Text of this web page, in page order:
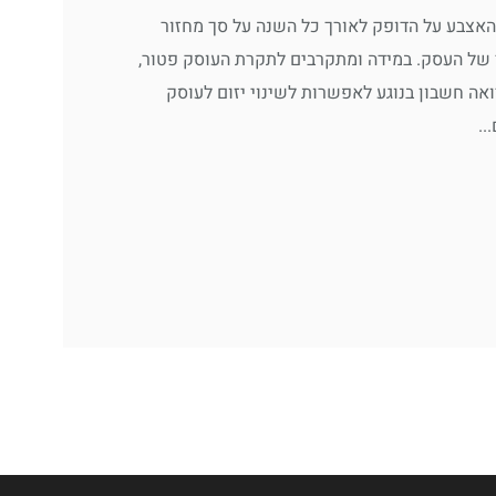
על הדופק לאורך כל השנה על סך מחזור
העסק. במידה ומתקרבים לתקרת העוסק פטור,
חשבון בנוגע לאפשרות לשינוי יזום לעוסק